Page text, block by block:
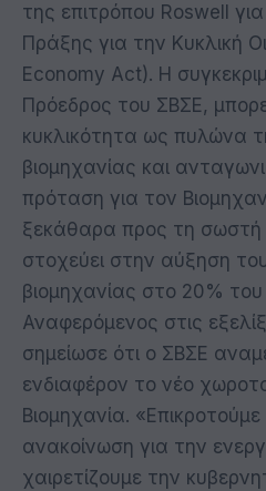
της επιτρόπου Roswell
Πράξης για την Κυκλική
Economy Act). Η
Πρόεδρος του ΣΒΣΕ,
κυκλικότητα ως πυλώνα
βιομηχανίας και
πρόταση για τον
ξεκάθαρα προς τη
στοχεύει στην αύξηση
βιομηχανίας στο 20%
Αναφερόμενος στις
σημείωσε ότι ο ΣΒΣΕ
ενδιαφέρον το νέο
Βιομηχανία.
ανακοίνωση για την
χαιρετίζουμε την